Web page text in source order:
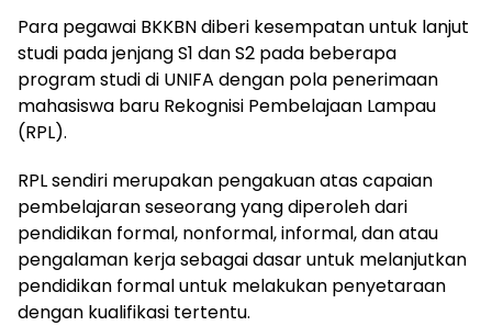
Para pegawai BKKBN diberi kesempatan untuk lanjut
studi pada jenjang S1 dan S2 pada beberapa
program studi di UNIFA dengan pola penerimaan
mahasiswa baru Rekognisi Pembelajaan Lampau
(RPL).
RPL sendiri merupakan pengakuan atas capaian
pembelajaran seseorang yang diperoleh dari
pendidikan formal, nonformal, informal, dan atau
pengalaman kerja sebagai dasar untuk melanjutkan
pendidikan formal untuk melakukan penyetaraan
dengan kualifikasi tertentu.